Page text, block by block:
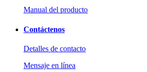
Manual del producto
Contáctenos
Detalles de contacto
Mensaje en línea